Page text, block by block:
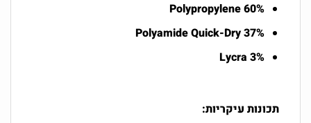
60% Polypropylene
37% Polyamide Quick-Dry
3% Lycra
תכונות עיקריות: